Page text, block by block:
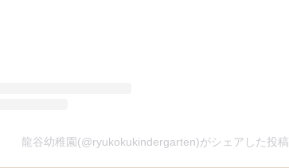
龍谷幼稚園(@ryukokukindergarten)がシェアした投稿